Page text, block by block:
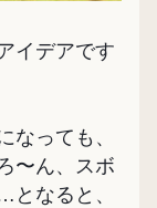
イデアです
なっても、
〜ん、スボ
なると、